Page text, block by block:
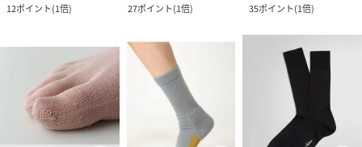
12ポイント(1倍)
27ポイント(1倍)
35ポイント(1倍)